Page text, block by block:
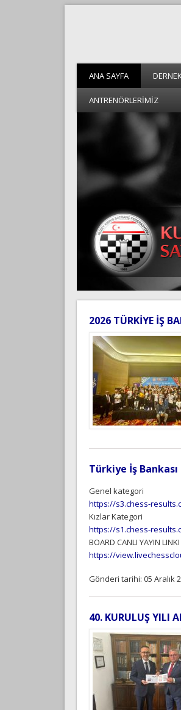
ANA SAYFA
ANTRENÖRLERİMİZ
2026 TÜRKİYE İŞ
Türkiye İş Bankası
Genel kategori
https://s3.chess-
Kızlar Kategori
https://s1.chess-
BOARD CANLI YAYIN LINKI
https://
Gönderi tarihi: 05 Aralık
40. KURULUŞ YILI